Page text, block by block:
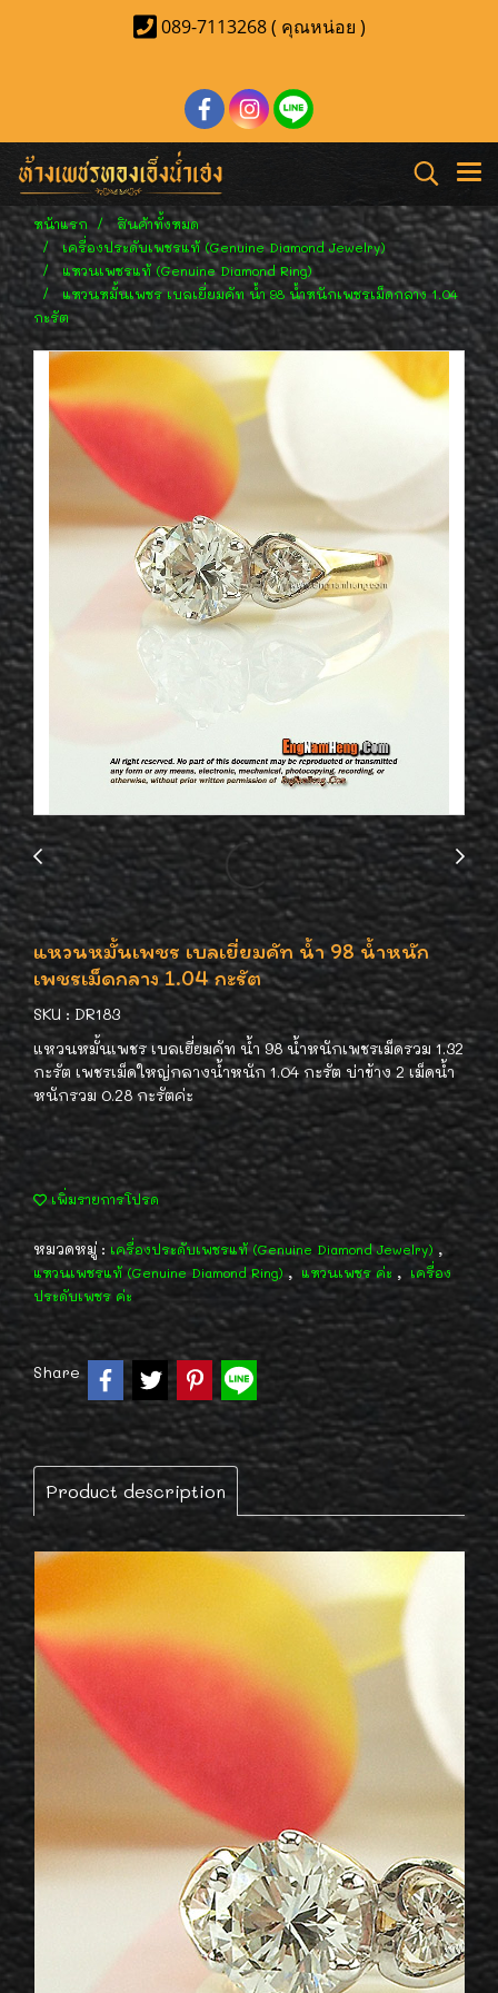
089-7113268 ( คุณหน่อย )
หน้าแรก
สินค้าทั้งหมด
เครื่องประดับเพชรแท้ (Genuine Diamond Jewelry)
แหวนเพชรแท้ (Genuine Diamond Ring)
แหวนหมั้นเพชร เบลเยี่ยมคัท น้ำ 98 น้ำหนักเพชรเม็ดกลาง 1.04
กะรัต
แหวนหมั้นเพชร เบลเยี่ยมคัท น้ำ 98 น้ำหนัก
เพชรเม็ดกลาง 1.04 กะรัต
SKU : DR183
แหวนหมั้นเพชร เบลเยี่ยมคัท น้ำ 98 น้ำหนักเพชรเม็ดรวม 1.32
กะรัต เพชรเม็ดใหญ่กลางน้ำหนัก 1.04 กะรัต บ่าข้าง 2 เม็ดน้ำ
หนักรวม 0.28 กะรัตค่ะ
เพิ่มรายการโปรด
หมวดหมู่ : เครื่องประดับเพชรแท้ (Genuine Diamond Jewelry) ,
แหวนเพชรแท้ (Genuine Diamond Ring), แหวนเพชร ค่ะ , เครื่อง
ประดับเพชร ค่ะ
Share
Product description